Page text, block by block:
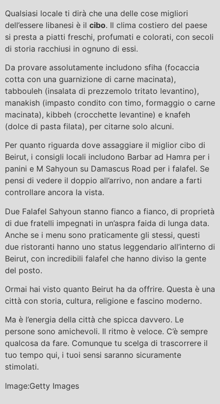
Qualsiasi locale ti dirà che una delle cose migliori
dell’essere libanesi è il cibo. Il clima costiero del paese
si presta a piatti freschi, profumati e colorati, con secoli
di storia racchiusi in ognuno di essi.
Da provare assolutamente includono sfiha (focaccia
cotta con una guarnizione di carne macinata),
tabbouleh (insalata di prezzemolo tritato levantino),
manakish (impasto condito con timo, formaggio o carne
macinata), kibbeh (crocchette levantine) e knafeh
(dolce di pasta filata), per citarne solo alcuni.
Per quanto riguarda dove assaggiare il miglior cibo di
Beirut, i consigli locali includono Barbar ad Hamra per i
panini e M Sahyoun su Damascus Road per i falafel. Se
pensi di vedere il doppio all’arrivo, non andare a farti
controllare ancora la vista.
Due Falafel Sahyoun stanno fianco a fianco, di proprietà
di due fratelli impegnati in un’aspra faida di lunga data.
Anche se i menu sono praticamente gli stessi, questi
due ristoranti hanno uno status leggendario all’interno di
Beirut, con incredibili falafel che hanno diviso la gente
del posto.
Ormai hai visto quanto Beirut ha da offrire. Questa è una
città con storia, cultura, religione e fascino moderno.
Ma è l’energia della città che spicca davvero. Le
persone sono amichevoli. Il ritmo è veloce. C’è sempre
qualcosa da fare. Comunque tu scelga di trascorrere il
tuo tempo qui, i tuoi sensi saranno sicuramente
stimolati.
Image:Getty Images